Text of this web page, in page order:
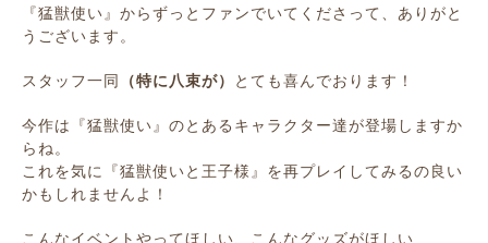
『猛獣使い』からずっとファンでいてくださって、ありがと
うございます。
スタッフ一同 （特に八束が） とても喜んでおります！
今作は『猛獣使い』のとあるキャラクター達が登場しますか
らね。
これを気に『猛獣使いと王子様』を再プレイしてみるの良い
かもしれませんよ！
こんなイベントやってほしい、こんなグッズがほしい